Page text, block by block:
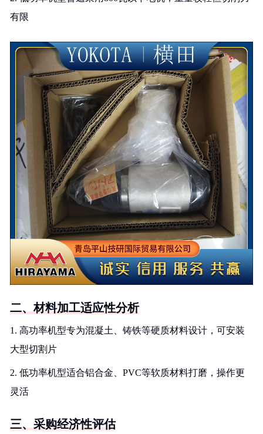
有限
二、材料加工适应性分析
1. 高功率机型专为混凝土、铸铁等硬质材料设计，可安装
大型切割片
2. 低功率机型适合铝合金、PVC等软质材料打磨，操作更
灵活
三、采购经济性评估